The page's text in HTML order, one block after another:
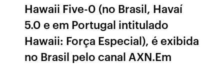
Hawaii Five-0 (no Brasil, Havaí
5.0 e em Portugal intitulado
Hawaii: Força Especial), é exibida
no Brasil pelo canal AXN.Em